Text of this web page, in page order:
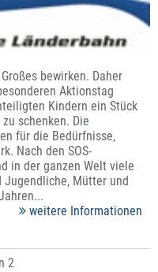
bewirken. Daher
Aktionstag
Kindern ein Stück
schenken. Die
für die Bedürfnisse,
Nach den SOS-
in der ganzen Welt viele
Jugendliche, Mütter und
weitere Informationen
2